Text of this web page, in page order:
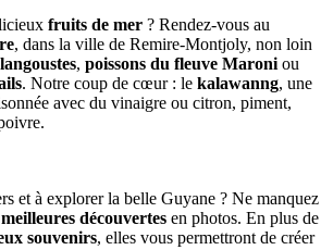
fruits de mer ? Rendez-vous au
, dans la ville de Remire-Montjoly, non loin
langoustes, poissons du fleuve Maroniou
. Notre coup de cœur : le kalawanng, une
avec du vinaigre ou citron, piment,
et à explorer la belle Guyane ? Ne manquez
découvertes en photos. En plus de
souvenirs, elles vous permettront de créer